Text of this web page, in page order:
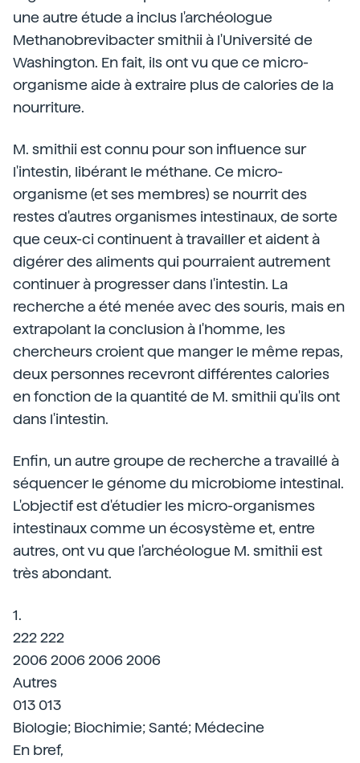
une autre étude a inclus l'archéologue
Methanobrevibacter smithii à l'Université de
Washington. En fait, ils ont vu que ce micro-
organisme aide à extraire plus de calories de la
nourriture.
M. smithii est connu pour son influence sur
l'intestin, libérant le méthane. Ce micro-
organisme (et ses membres) se nourrit des
restes d'autres organismes intestinaux, de sorte
que ceux-ci continuent à travailler et aident à
digérer des aliments qui pourraient autrement
continuer à progresser dans l'intestin. La
recherche a été menée avec des souris, mais en
extrapolant la conclusion à l'homme, les
chercheurs croient que manger le même repas,
deux personnes recevront différentes calories
en fonction de la quantité de M. smithii qu'ils ont
dans l'intestin.
Enfin, un autre groupe de recherche a travaillé à
séquencer le génome du microbiome intestinal.
L'objectif est d'étudier les micro-organismes
intestinaux comme un écosystème et, entre
autres, ont vu que l'archéologue M. smithii est
très abondant.
1.
222 222
2006 2006 2006 2006
Autres
013 013
Biologie; Biochimie; Santé; Médecine
En bref,